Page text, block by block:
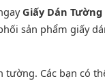
Giấy Dán Tường
sản phẩm giấy
Các bạn có